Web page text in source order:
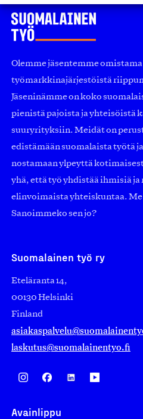
Olemme jäsentemme
työmarkkinajärjestöistä
Jäseninämme on koko
pienistä pajoista ja yhteisöistä
suuryrityksiin. Meidät on
edistämään suomalaista työtä
nostamaan ylpeyttä
yhä, että työ yhdistää ihmisiä ja
elinvoimaista yhteiskuntaa.
Sanoimmeko sen jo?
Suomalainen työ ry
Eteläranta 14,
00130 Helsinki
Finland
laskutus@suomalainentyo.fi
Avainlippu